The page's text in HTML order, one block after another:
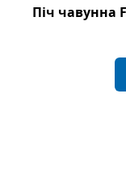
Піч чавунна